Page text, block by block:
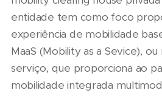
entidade tem como foco
experiência de mobilidade
MaaS (Mobility as a Sevice),
serviço, que proporciona ao
mobilidade integrada